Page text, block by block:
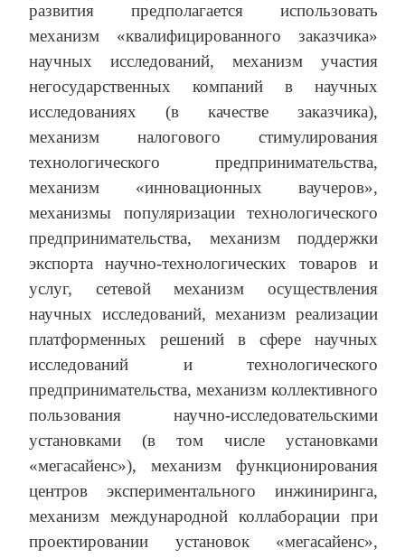
развития предполагается использовать
механизм «квалифицированного заказчика»
научных исследований, механизм участия
негосударственных компаний в научных
исследованиях (в качестве заказчика),
механизм налогового стимулирования
технологического предпринимательства,
механизм «инновационных ваучеров»,
механизмы популяризации технологического
предпринимательства, механизм поддержки
экспорта научно-технологических товаров и
услуг, сетевой механизм осуществления
научных исследований, механизм реализации
платформенных решений в сфере научных
исследований и технологического
предпринимательства, механизм коллективного
пользования научно-исследовательскими
установками (в том числе установками
«мегасайенс»), механизм функционирования
центров экспериментального инжиниринга,
механизм международной коллаборации при
проектировании установок «мегасайенс»,